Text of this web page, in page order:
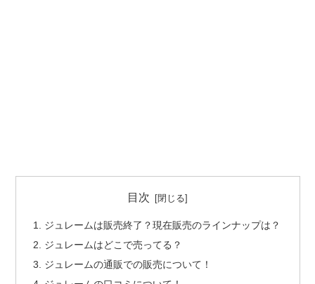
目次
ジュレームは販売終了？現在販売のラインナップは？
ジュレームはどこで売ってる？
ジュレームの通販での販売について！